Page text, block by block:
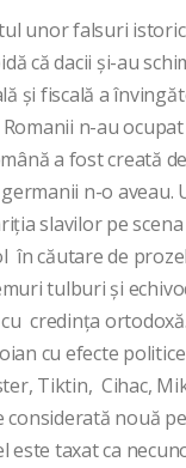
unor falsuri
că dacii și-au
și fiscală a
n-au ocupat
a fost creată
n-o aveau.
slavilor pe
în căutare de
tulburi și
credința
cu efecte
Tiktin, Cihac,
nouă
taxat ca